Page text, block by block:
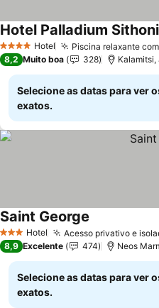
4 EstrelasHotel Piscina relaxante
Hotel Palladium
8,2 Muito boa 328 Kalamitsi,
Selecione as datas para ver
exatos.
3 EstrelasHotel Acesso privativo e
Saint George
8,9 Excelente 474 Neos
Selecione as datas para ver
exatos.